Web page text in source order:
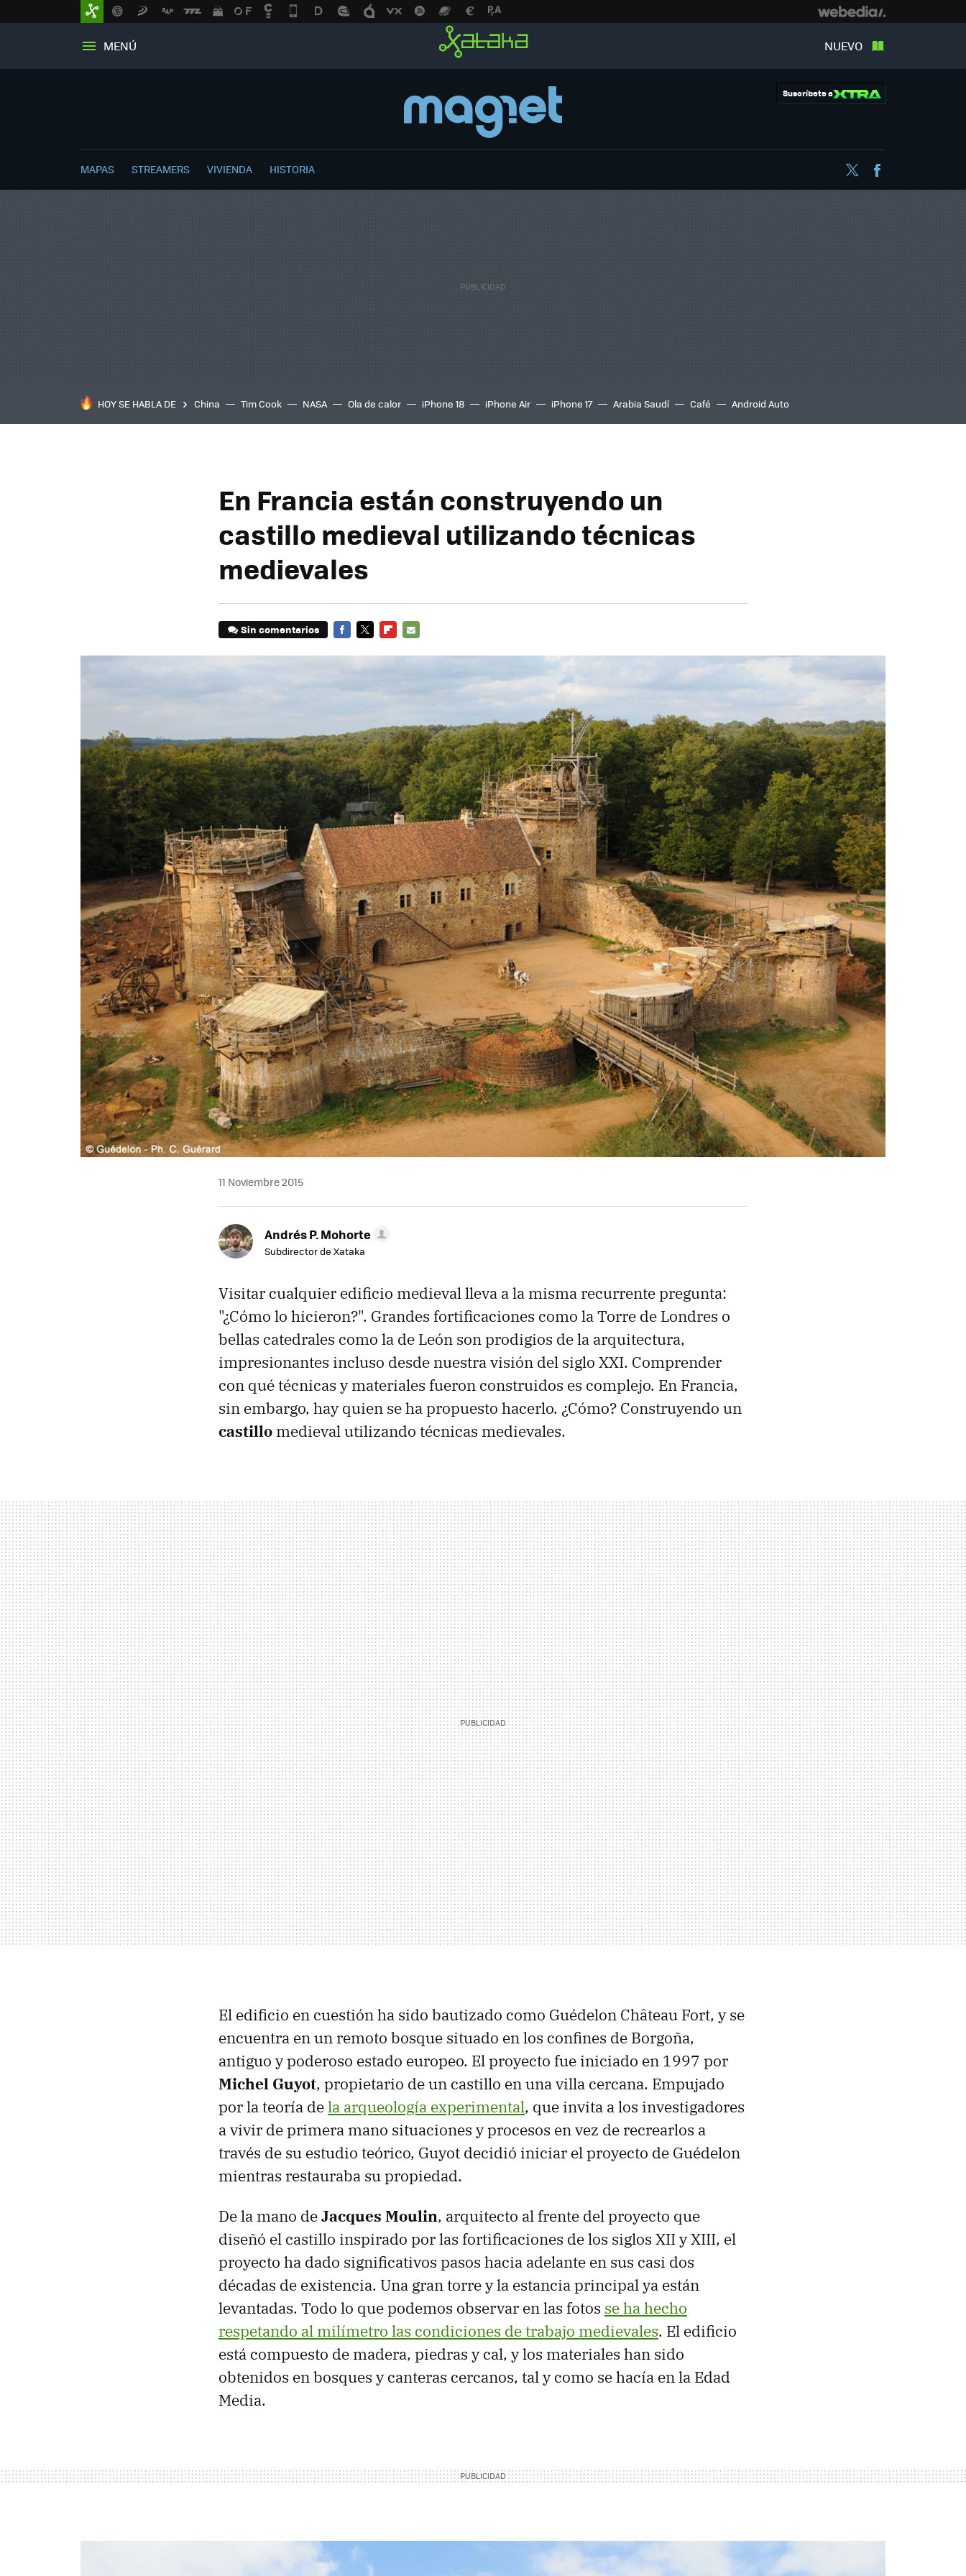
MENÚ NUEVO
Suscríbete a
MAPAS STREAMERS VIVIENDA HISTORIA Twitter
HOY SE HABLA DE China Tim Cook NASA Ola de calor iPhone 18 iPhone Air iPhone 17 Arabia Saudí Café Android Auto
En Francia están construyendo un
castillo medieval utilizando técnicas
medievales
Sin comentarios
11 Noviembre 2015
Andrés P. Mohorte
Subdirector de Xataka
Visitar cualquier edificio medieval lleva a la misma recurrente pregunta:
"¿Cómo lo hicieron?". Grandes fortificaciones como la Torre de Londres o
bellas catedrales como la de León son prodigios de la arquitectura,
impresionantes incluso desde nuestra visión del siglo XXI. Comprender
con qué técnicas y materiales fueron construidos es complejo. En Francia,
sin embargo, hay quien se ha propuesto hacerlo. ¿Cómo? Construyendo un
castillo medieval utilizando técnicas medievales.
El edificio en cuestión ha sido bautizado como Guédelon Château Fort, y se
encuentra en un remoto bosque situado en los confines de Borgoña,
antiguo y poderoso estado europeo. El proyecto fue iniciado en 1997 por
Michel Guyot, propietario de un castillo en una villa cercana. Empujado
por la teoría dela arqueología experimental, que invita a los investigadores
a vivir de primera mano situaciones y procesos en vez de recrearlos a
través de su estudio teórico, Guyot decidió iniciar el proyecto de Guédelon
mientras restauraba su propiedad.
De la mano deJacques Moulin, arquitecto al frente del proyecto que
diseñó el castillo inspirado por las fortificaciones de los siglos XII y XIII, el
proyecto ha dado significativos pasos hacia adelante en sus casi dos
décadas de existencia. Una gran torre y la estancia principal ya están
levantadas. Todo lo que podemos observar en las fotos se ha hecho
respetando al milímetro las condiciones de trabajo medievales. El edificio
está compuesto de madera, piedras y cal, y los materiales han sido
obtenidos en bosques y canteras cercanos, tal y como se hacía en la Edad
Media.